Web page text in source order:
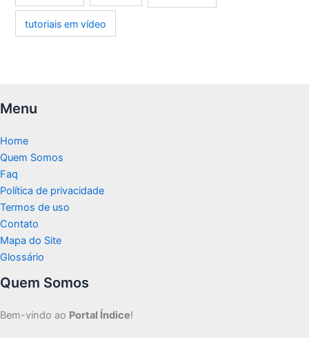
tutoriais em vídeo
Menu
Home
Quem Somos
Faq
Política de privacidade
Termos de uso
Contato
Mapa do Site
Glossário
Quem Somos
Bem-vindo ao Portal Índice!